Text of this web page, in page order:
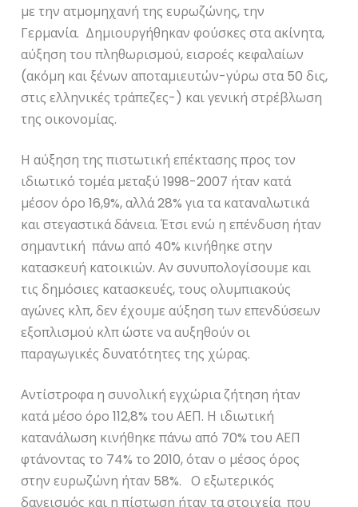
με την ατμομηχανή της ευρωζώνης, την
Γερμανία. Δημιουργήθηκαν φούσκες στα ακίνητα,
αύξηση του πληθωρισμού, εισροές κεφαλαίων
(ακόμη και ξένων αποταμιευτών-γύρω στα 50 δις,
στις ελληνικές τράπεζες-) και γενική στρέβλωση
της οικονομίας.
Η αύξηση της πιστωτική επέκτασης προς τον
ιδιωτικό τομέα μεταξύ 1998-2007 ήταν κατά
μέσον όρο 16,9%, αλλά 28% για τα καταναλωτικά
και στεγαστικά δάνεια. Έτσι ενώ η επένδυση ήταν
σημαντική πάνω από 40% κινήθηκε στην
κατασκευή κατοικιών. Αν συνυπολογίσουμε και
τις δημόσιες κατασκευές, τους ολυμπιακούς
αγώνες κλπ, δεν έχουμε αύξηση των επενδύσεων
εξοπλισμού κλπ ώστε να αυξηθούν οι
παραγωγικές δυνατότητες της χώρας.
Αντίστροφα η συνολική εγχώρια ζήτηση ήταν
κατά μέσο όρο 112,8% του ΑΕΠ. Η ιδιωτική
κατανάλωση κινήθηκε πάνω από 70% του ΑΕΠ
φτάνοντας το 74% το 2010, όταν ο μέσος όρος
στην ευρωζώνη ήταν 58%. Ο εξωτερικός
δανεισμός και η πίστωση ήταν τα στοιχεία που